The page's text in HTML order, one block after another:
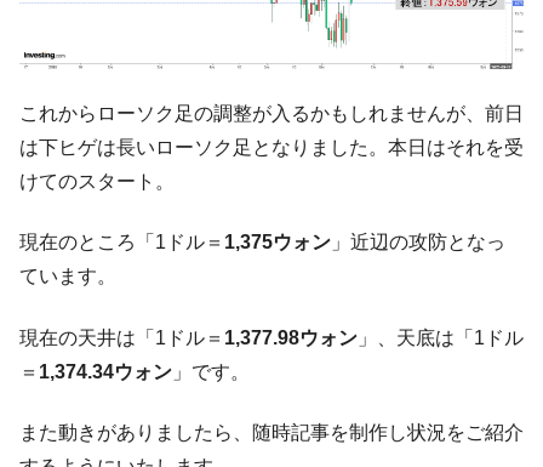
『Money1』
韓国大統領府ボンクラ政策室長が告発され
断
『Money1』
韓国･警察職員が「丸刈りになって抗議活
動」
国の過剰生産が世界を蝕む。
『Money1』
『Money1』
【米韓激突案件】韓国消費者院が『クーパ
ン』1人当たり賠償10万ウォンを認定 ⇒ 総額3兆7,000億
『Money1』
韓国型イージス搭載の次世代駆逐艦
これからローソク足の調整が入るかもしれませんが、前日
は下ヒゲは長いローソク足となりました。本日はそれを受
けてのスタート。
現在のところ「1ドル＝ 1,375ウォン 」近辺の攻防となっ
ています。
現在の天井は「1ドル＝ 1,377.98ウォン 」、天底は「1ドル
＝ 1,374.34ウォン 」です。
また動きがありましたら、随時記事を制作し状況をご紹介